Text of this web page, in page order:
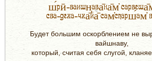
ш́рӣ-ваишн̣ава̄на̄м̇
сва-деха-чха̄йа̄ сам̇спарш́ам̇
Будет большим оскорблением не
вайшнаву,
который, считая себя слугой,